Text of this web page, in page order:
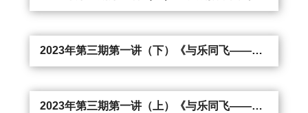
2023年第三期第一讲（下）《与乐同飞——航拍摄影与音乐配乐》
2023年第三期第一讲（上）《与乐同飞——航拍摄影与音乐配乐》